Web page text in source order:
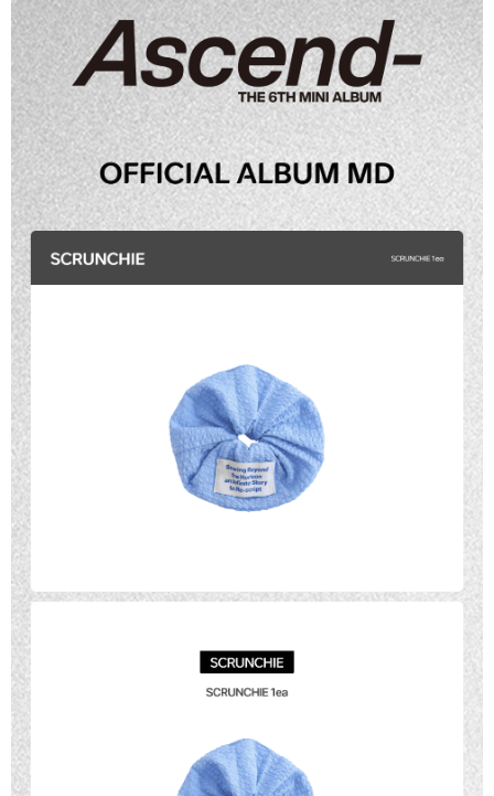
請求用戶進行身份認證。
５．嚴禁一人註冊多個帳號或使用他人資訊註冊。若發現惡意使用之情形，
恩沛科技股份有限公司將有權停止該用戶之使用額度並採取法律行動。
北美國家/地區配送 查看運費
歐洲國家/地區配送 查看運費